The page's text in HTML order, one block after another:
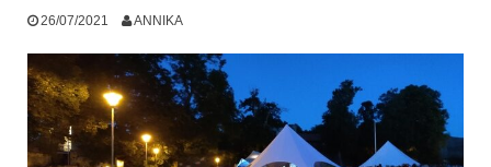
26/07/2021 ANNIKA